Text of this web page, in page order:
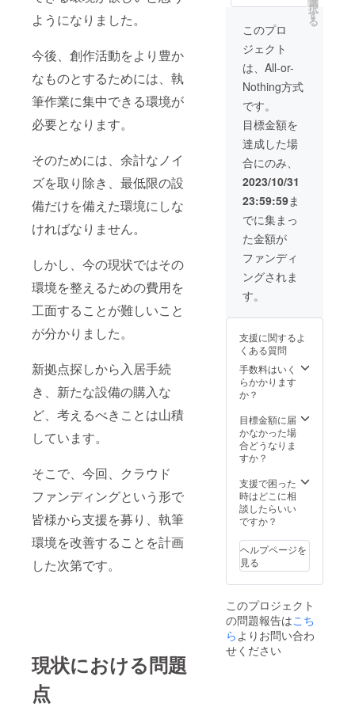
ようになりました。
今後、創作活動をより豊か
なものとするためには、執
筆作業に集中できる環境が
必要となります。
そのためには、余計なノイ
ズを取り除き、最低限の設
備だけを備えた環境にしな
ければなりません。
しかし、今の現状ではその
環境を整えるための費用を
工面することが難しいこと
が分かりました。
新拠点探しから入居手続
き、新たな設備の購入な
ど、考えるべきことは山積
しています。
そこで、今回、クラウド
ファンディングという形で
皆様から支援を募り、執筆
環境を改善することを計画
した次第です。
現状における問題
点
の著作権は当方
に帰属するもの
とします。
著作権
譲渡をご希望の
場合は、当方の
コミッションサ
イトからお問い
合わせくださ
い。
ます。
者が多数に上っ
た際はオーダー
メイド小説のお
届け時期が延び
る場合もござい
ますので、
あらか
じめご了承くだ
さい。 注意３：
本プロジェクト
におけるオー
ダーメイド小説
の著作権は当方
に帰属するもの
とします。
著作権
譲渡をご希望の
場合は、当方の
コミッションサ
イトからお問い
合わせくださ
い。
行い、意識合わ
とします。 注意
１：本プロジェ
クトでは、成人
向けの内容を制
作することはで
きません。 注意
２：本プロジェ
クトは個人で実
施しているもの
であるため、制
作も当方一人で
行うことになり
ます。
そのため、支援
者が多数に上っ
た際はオーダー
メイド小説のお
届け時期が延び
る場合もござい
ますので、
あらか
じめご了承くだ
本プロジェクト
におけるオー
ダーメイド小説
の著作権は当方
に帰属するもの
とします。
著作権
場合は、当方の
コミッションサ
イトからお問い
合わせくださ
入いただいた
宛に制作のため
のテンプレート
をお送りしま
す。 ②テンプ
レートに内容を
ご記入いただ
き、返信を確認
した順番にオー
ダーメイド小説
を制作します。
③長文の場合は
適宜進捗報告を
行い、意識合わ
せ等を行うもの
とします。 注意
１：本プロジェ
クトでは、成人
向けの内容を制
作することはで
きません。 注意
２：本プロジェ
クトは個人で実
であるため、制
作も当方一人で
行うことになり
ます。
そのため、支援
者が多数に上っ
た際はオーダー
届け時期が延び
る場合もござい
ますので、
あらか
さい。 注意３：
本プロジェクト
におけるオー
ダーメイド小説
に帰属するもの
とします。
著作権
譲渡をご希望の
場合は、当方の
コミッションサ
イトからお問い
合わせくださ
い。
セージ（デジタ
ル） ※メッセー
ジ機能での送付
となります オー
ダーメイド小説
（100000文字以
内） 【リターン
制作について】
①クラウドファ
ンディング終了
後、対象の支援
者に向けてご記
入いただいた
宛に制作のため
のテンプレート
をお送りしま
す。 ②テンプ
レートに内容を
ご記入いただ
き、返信を確認
した順番にオー
ダーメイド小説
を制作します。
③長文の場合は
適宜進捗報告を
行い、意識合わ
せ等を行うもの
とします。 注意
１：本プロジェ
向けの内容を制
作することはで
きません。 注意
２：本プロジェ
施しているもの
であるため、制
作も当方一人で
行うことになり
そのため、支援
者が多数に上っ
た際はオーダー
メイド小説のお
届け時期が延び
る場合もござい
ますので、
あらか
じめご了承くだ
さい。 注意３：
択
す
る
このプロ
ジェクト
は、All-or-
Nothing方式
です。
目標金額を
達成した場
合にのみ、
2023/10/31
23:59:59ま
でに集まっ
た金額が
ファンディ
ングされま
す。
支援に関するよ
くある質問
手数料はいく
らかかります
か？
目標金額に届
かなかった場
合どうなりま
すか？
支援で困った
時はどこに相
談したらいい
ですか？
ヘルプページを
見る
このプロジェクト
の問題報告はこち
らよりお問い合わ
せください